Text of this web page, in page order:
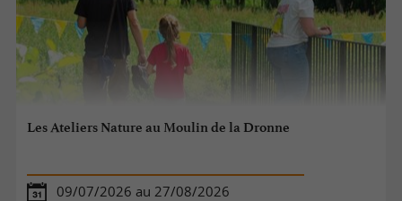
Les Ateliers Nature au Moulin de la Dronne
09/07/2026 au 27/08/2026